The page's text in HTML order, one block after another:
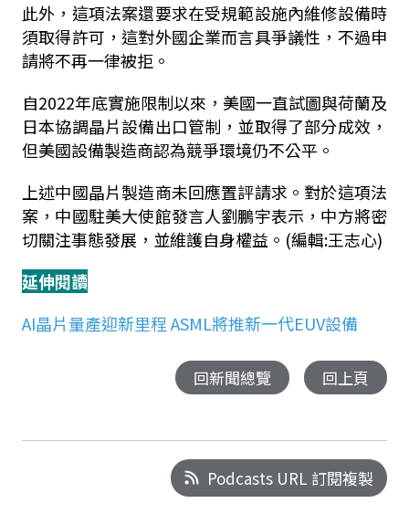
此外，這項法案還要求在受規範設施內維修設備時
須取得許可，這對外國企業而言具爭議性，不過申
請將不再一律被拒。
自2022年底實施限制以來，美國一直試圖與荷蘭及
日本協調晶片設備出口管制，並取得了部分成效，
但美國設備製造商認為競爭環境仍不公平。
上述中國晶片製造商未回應置評請求。對於這項法
案，中國駐美大使館發言人劉鵬宇表示，中方將密
切關注事態發展，並維護自身權益。(編輯:王志心)
延伸閱讀
AI晶片量產迎新里程 ASML將推新一代EUV設備
回新聞總覽 回上頁
Podcasts URL 訂閱複製